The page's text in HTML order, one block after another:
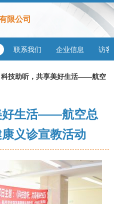
限公司
联系我们 企业信息 访客
科技助听，共享美好生活——航空
好生活——航空总
义诊宣教活动